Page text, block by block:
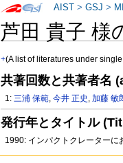
芦田 貴子 様
+(A list of literatures under
共著回数と共著者名
1:三浦 保範,今井 正史 ,加藤 敏
発行年とタイトル
1990: インパクトクレーターに
AIST >GSJ >